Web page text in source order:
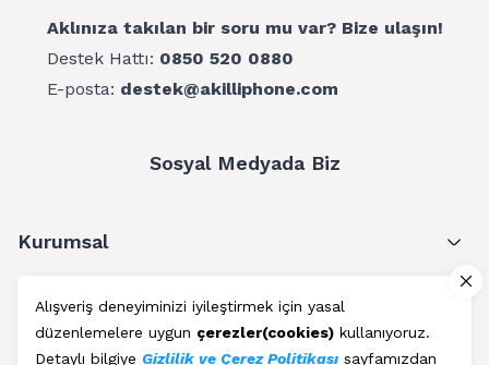
Alışveriş deneyiminizi iyileştirmek için yasal
düzenlemelere uygun çerezler(cookies) kullanıyoruz.
Detaylı bilgiye Gizlilik ve Çerez Politikası sayfamızdan
Aklınıza takılan bir soru mu var? Bize ulaşın!
Destek Hattı: 0850 520 0880
E-posta: destek@akilliphone.com
Sosyal Medyada Biz
Kurumsal
Müşteri Hizmetleri
Üyelik